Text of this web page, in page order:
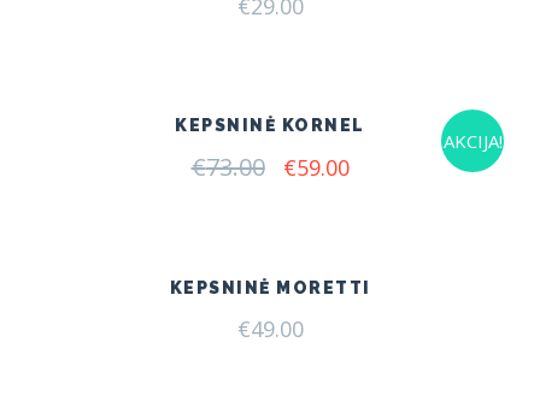
AKCIJA!
KEPSNINĖ KORNEL
€73.00 Original
€59.00Current
KEPSNINĖ MORETTI
€49.00